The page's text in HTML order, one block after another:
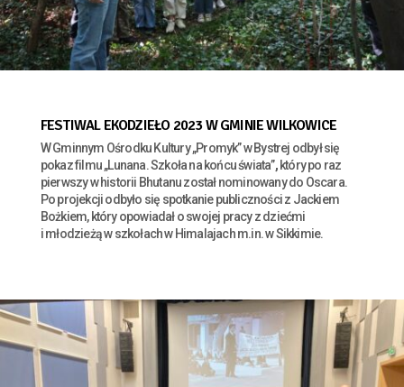
FESTIWAL EKODZIEŁO 2023 W GMINIE WILKOWICE
W Gminnym Ośrodku Kultury „Promyk” w Bystrej odbył się
pokaz filmu „Lunana. Szkoła na końcu świata”,który po raz
pierwszy w historii Bhutanu został nominowany do Oscara.
Po projekcji odbyło się spotkanie publiczności z Jackiem
Bożkiem, który opowiadał o swojej pracy z dziećmi
i młodzieżą w szkołach w Himalajach m.in. w Sikkimie.